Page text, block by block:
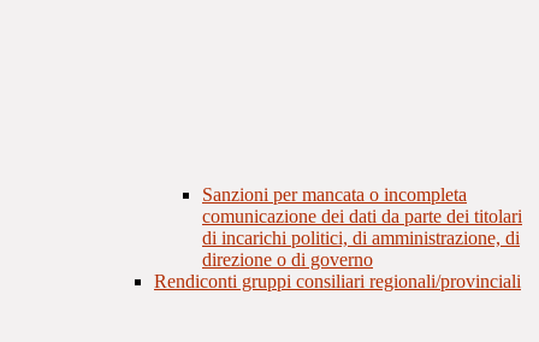
Sanzioni per mancata o incompleta
comunicazione dei dati da parte dei titolari
di incarichi politici, di amministrazione, di
direzione o di governo
Rendiconti gruppi consiliari regionali/provinciali